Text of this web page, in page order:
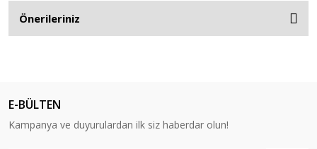
Önerileriniz
E-BÜLTEN
Kampanya ve duyurulardan ilk siz haberdar olun!